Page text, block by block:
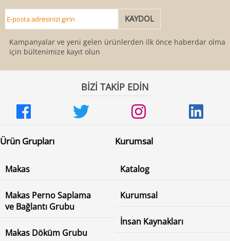
Kampanyalar ve yeni gelen ürünlerden ilk önce haberdar olmak
için bültenimize kayıt olun
BİZİ TAKİP EDİN
Ürün Grupları
Makas
Makas Perno Saplama
ve Bağlantı Grubu
Makas Döküm Grubu
Kurumsal
Katalog
Kurumsal
İnsan Kaynakları